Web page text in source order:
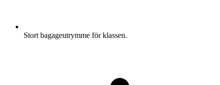
Stort bagageutrymme för klassen.